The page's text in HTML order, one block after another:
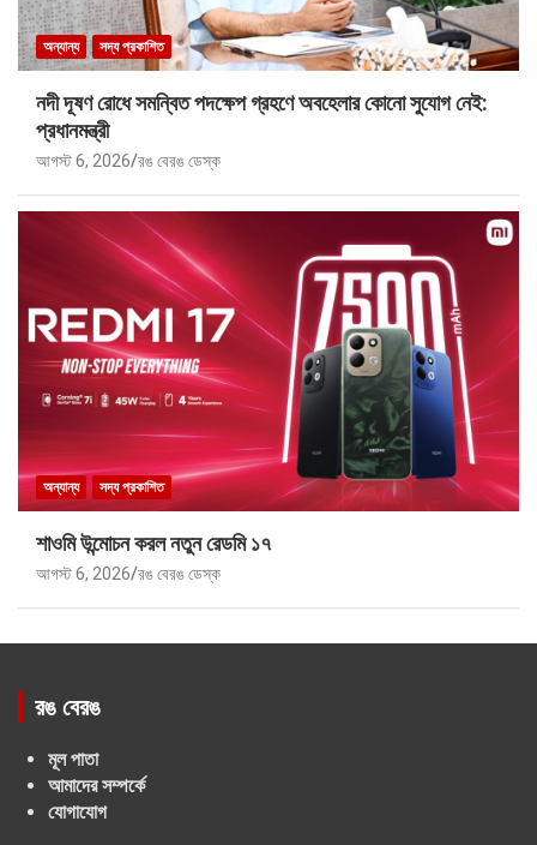
অন্যান্য সদ্য প্রকাশিত
নদী দূষণ রোধে সমন্বিত পদক্ষেপ গ্রহণে অবহেলার কোনো সুযোগ নেই:
প্রধানমন্ত্রী
আগস্ট 6, 2026 রঙ বেরঙ ডেস্ক
অন্যান্য সদ্য প্রকাশিত
শাওমি উন্মোচন করল নতুন রেডমি ১৭
আগস্ট 6, 2026 রঙ বেরঙ ডেস্ক
রঙ বেরঙ
মূল পাতা
আমাদের সম্পর্কে
যোগাযোগ